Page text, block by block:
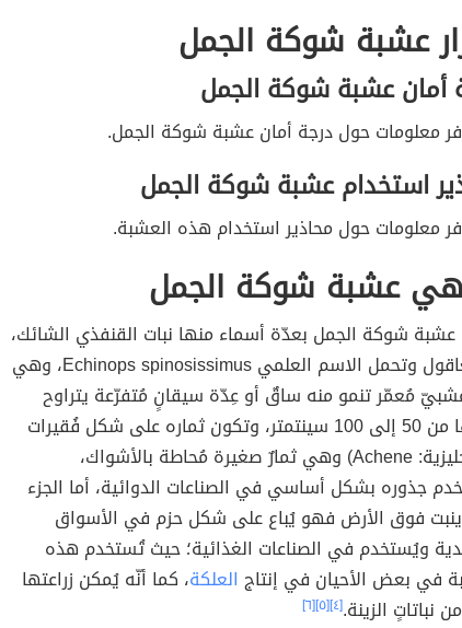
عشبة شوكة الجمل
أمان عشبة شوكة الجمل
معلومات حول درجة أمان عشبة شوكة الجمل.
استخدام عشبة شوكة الجمل
معلومات حول محاذير استخدام هذه العشبة.
عشبة شوكة الجمل
شوكة الجمل بعدّة أسماء منها نبات القنفذي الشائك،
أو العاقول وتحمل الاسم العلمي Echinops spinosissimus، وهي
مُعمّر تنمو منه ساقٌ أو عِدّة سيقانٍ مُتفرّعة يتراوح
طولها من 50 إلى 100 سينتمتر، وتكون ثماره على شكل فُقيرات
(بالانجليزية: Achene) وهي ثمارٌ صغيرة مُحاطة بالأشواك،
جذوره بشكل أساسي في الصناعات الدوائية، أما الجزء
فوق الأرض فهو يُباع على شكل حزم في الأسواق
ويُستخدم في الصناعات الغذائية؛ حيث تُستخدم هذه
في بعض الأحيان في إنتاج العلكة، كما أنّه يُمكن زراعتها
نباتاتٍ الزينة.[٤] [٥] [٦]